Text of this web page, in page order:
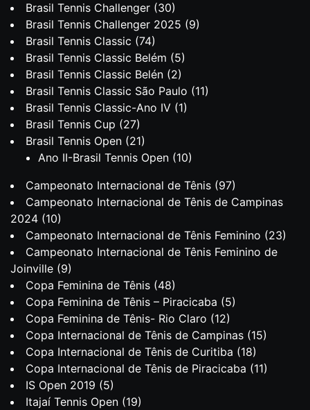
Brasil Tennis Challenger (30)
Brasil Tennis Challenger 2025 (9)
Brasil Tennis Classic (74)
Brasil Tennis Classic Belém (5)
Brasil Tennis Classic Belén (2)
Brasil Tennis Classic São Paulo (11)
Brasil Tennis Classic-Ano IV (1)
Brasil Tennis Cup (27)
Brasil Tennis Open (21)
Ano II-Brasil Tennis Open (10)
Campeonato Internacional de Tênis (97)
Campeonato Internacional de Tênis de Campinas
2024 (10)
Campeonato Internacional de Tênis Feminino (23)
Campeonato Internacional de Tênis Feminino de
Joinville (9)
Copa Feminina de Tênis (48)
Copa Feminina de Tênis – Piracicaba (5)
Copa Feminina de Tênis- Rio Claro (12)
Copa Internacional de Tênis de Campinas (15)
Copa Internacional de Tênis de Curitiba (18)
Copa Internacional de Tênis de Piracicaba (11)
IS Open 2019 (5)
Itajaí Tennis Open (19)